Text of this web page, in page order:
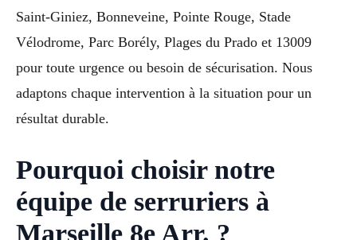
Saint-Giniez, Bonneveine, Pointe Rouge, Stade
Vélodrome, Parc Borély, Plages du Prado et 13009
pour toute urgence ou besoin de sécurisation. Nous
adaptons chaque intervention à la situation pour un
résultat durable.
Pourquoi choisir notre
équipe de serruriers à
Marseille 8e Arr. ?